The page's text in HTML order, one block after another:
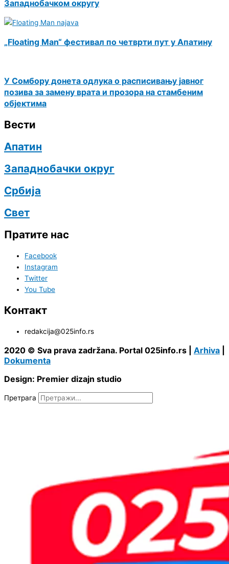
Западнобачком округу
„Floating Man“ фестивал по четврти пут у Апатину
У Сомбору донета одлука о расписивању јавног
позива за замену врата и прозора на стамбеним
објектима
Вести
Апатин
Западнобачки округ
Србија
Свет
Пратите нас
Facebook
Instagram
Twitter
You Tube
Контакт
redakcija@025info.rs
2020 © Sva prava zadržana. Portal 025info.rs | Arhiva
Dokumenta
Design: Premier dizajn studio
Претрага